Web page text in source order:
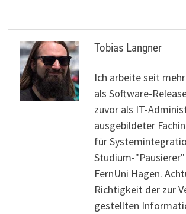
Tobias Langner
Ich arbeite seit
als Software-
zuvor als IT-
ausgebildeter
für
Studium-
FernUni Hagen.
Richtigkeit der zur
gestellten